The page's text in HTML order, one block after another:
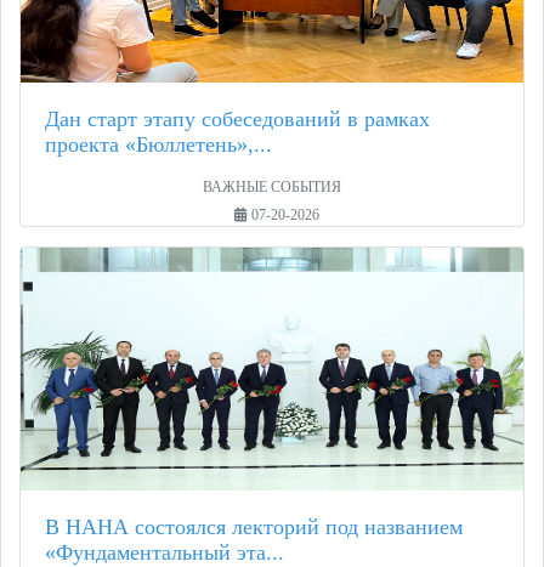
Дан старт этапу собеседований в рамках
проекта «Бюллетень»,...
ВАЖНЫЕ СОБЫТИЯ
07-20-2026
В НАНА состоялся лекторий под названием
«Фундаментальный эта...